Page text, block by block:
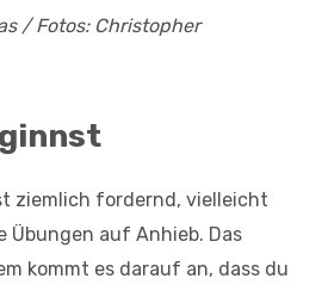
/ Fotos: Christopher
ziemlich fordernd, vielleicht
Übungen auf Anhieb. Das
kommt es darauf an, dass du